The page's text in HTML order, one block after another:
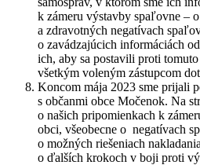
k zámeru výstavby spaľovne –
a zdravotných negatívach
o zavádzajúcich informáciách
ich, aby sa postavili proti
všetkým voleným zástupcom
Koncom mája 2023 sme prijali
s občanmi obce Močenok. Na
o našich pripomienkach k
obci, všeobecne o negatívach
o možných riešeniach
o ďalších krokoch v boji proti